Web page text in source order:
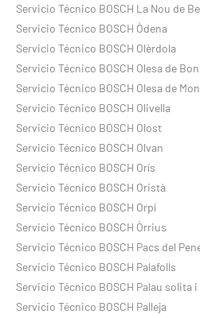
Servicio Técnico BOSCH La Nou de
Servicio Técnico BOSCH Òdena
Servicio Técnico BOSCH Olèrdola
Servicio Técnico BOSCH Olesa de
Servicio Técnico BOSCH Olesa de
Servicio Técnico BOSCH Olivella
Servicio Técnico BOSCH Olost
Servicio Técnico BOSCH Olvan
Servicio Técnico BOSCH Orís
Servicio Técnico BOSCH Oristà
Servicio Técnico BOSCH Orpí
Servicio Técnico BOSCH Òrrius
Servicio Técnico BOSCH Pacs del
Servicio Técnico BOSCH Palafolls
Servicio Técnico BOSCH Palau solita i
Servicio Técnico BOSCH Palleja